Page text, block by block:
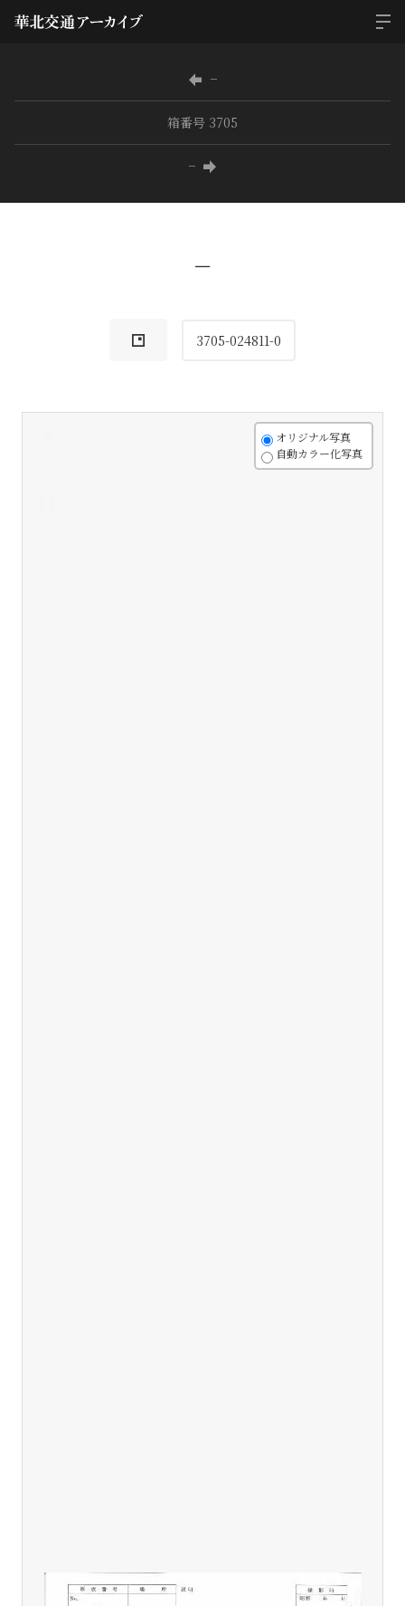
−
箱番号 3705
−
−
3705-024811-0
オリジナル写真
自動カラー化写真